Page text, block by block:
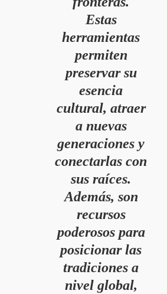
Estas
herramientas
permiten
preservar su
esencia
cultural, atraer
a nuevas
generaciones y
conectarlas con
sus raíces.
Además, son
recursos
poderosos para
posicionar las
tradiciones a
nivel global,